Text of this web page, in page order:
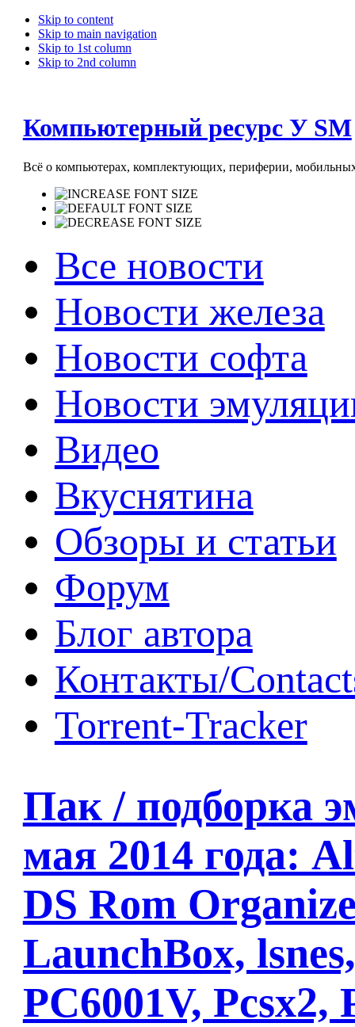
Skip to content
Skip to main navigation
Skip to 1st column
Skip to 2nd column
Компьютерный ресурс У SM
Всё о компьютерах, комплектующих, периферии, мобильных
Все новости
Новости железа
Новости софта
Новости
Видео
Вкуснятина
Обзоры и статьи
Форум
Блог автора
Контакты/
Torrent-Tracker
Пак / подборка
мая 2014 года:
DS Rom
LaunchBox,
PC6001V, Pcsx2,